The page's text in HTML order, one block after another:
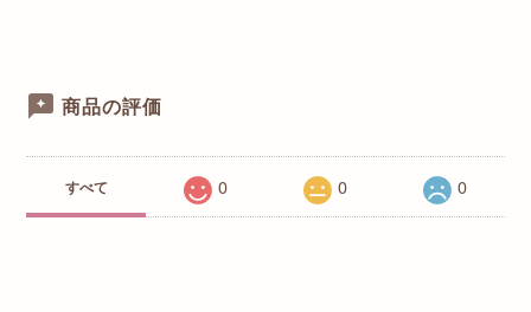
商品の評価
すべて 0 0 0